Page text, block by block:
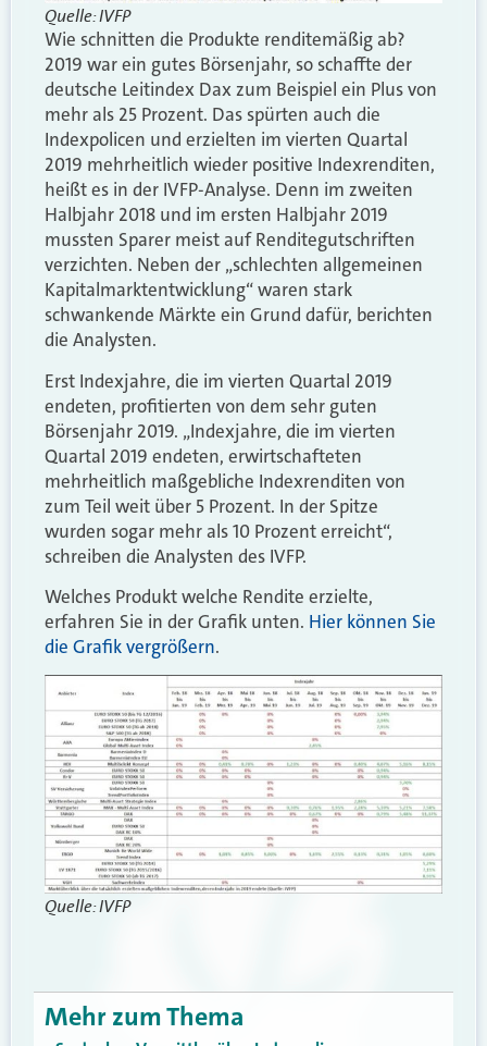
Quelle: IVFP
Wie schnitten die Produkte renditemäßig ab?
2019 war ein gutes Börsenjahr, so schaffte der
deutsche Leitindex Dax zum Beispiel ein Plus von
mehr als 25 Prozent. Das spürten auch die
Indexpolicen und erzielten im vierten Quartal
2019 mehrheitlich wieder positive Indexrenditen,
heißt es in der IVFP-Analyse. Denn im zweiten
Halbjahr 2018 und im ersten Halbjahr 2019
mussten Sparer meist auf Renditegutschriften
verzichten. Neben der „schlechten allgemeinen
Kapitalmarktentwicklung“ waren stark
schwankende Märkte ein Grund dafür, berichten
die Analysten.
Erst Indexjahre, die im vierten Quartal 2019
endeten, profitierten von dem sehr guten
Börsenjahr 2019. „Indexjahre, die im vierten
Quartal 2019 endeten, erwirtschafteten
mehrheitlich maßgebliche Indexrenditen von
zum Teil weit über 5 Prozent. In der Spitze
wurden sogar mehr als 10 Prozent erreicht“,
schreiben die Analysten des IVFP.
Welches Produkt welche Rendite erzielte,
erfahren Sie in der Grafik unten. Hier können Sie
die Grafik vergrößern.
Quelle: IVFP
Mehr zum Thema